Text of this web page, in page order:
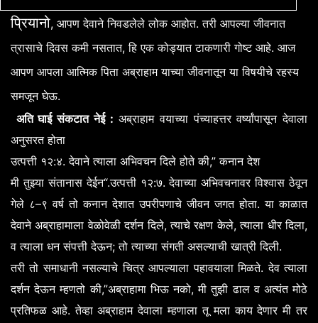
प्रियानो, आपण देवाने निवडलेले लोक आहोत.तरी आपल्या जीवनात
त्रासाचे दिवस कमी नसतात,हि एक कोड्यात टाकणारी गोष्ट आहे. आज
आपण आपला आत्मिक पिता अब्राहाम याच्या जीवनातून या विषयीचे रहस्य
समजून घेऊ.
अति घाई संकटात नेई: अब्राहाम वयाच्या पंच्याहत्तर वर्ष्यांपासून देवाला
अनुसरत होता
उत्पत्ती १२:४.देवाने त्याला अभिवचन दिले होते की,”कनान देश
मी तुझ्या संतानास देईन“.उत्पत्ती १२:७.देवाच्या अभिवचनावर विश्वास ठेवून
गेले ८–९ वर्ष तो कनान देशात उपरीपणाचे जीवन जगत होता.या काळात
देवाने अब्राहामाला वेळोवेळी दर्शन दिले,त्याचे रक्षण केले,त्याला धीर दिला,
व त्याला धन संपत्ती देऊन;तो त्याच्या संगती असल्याची खात्री दिली.
तरी तो समाधानी नसल्याचे चित्र आपल्याला पहावयाला मिळते.देव त्याला
दर्शन देऊन म्हणतो की,”अब्राहामा भिऊ नको,मी तुझी ढाल व अत्यंत मोठे
प्रतिफळ आहे.तेव्हा अब्राहाम देवाला म्हणाला तू मला काय देणार मी तर